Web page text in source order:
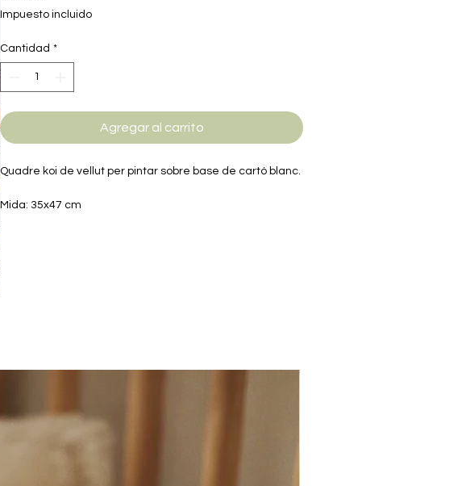
Impuesto incluido
Cantidad *
Agregar al carrito
Quadre koi de vellut per pintar sobre base de cartó blanc.
Mida: 35x47 cm